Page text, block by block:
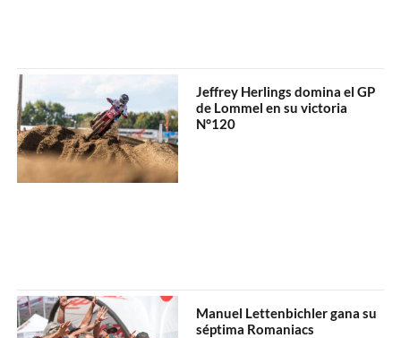
Jeffrey Herlings domina el GP
de Lommel en su victoria
N°120
Manuel Lettenbichler gana su
séptima Romaniacs